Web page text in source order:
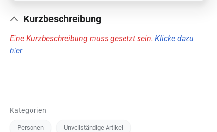
Kurzbeschreibung
Eine Kurzbeschreibung muss gesetzt sein. Klicke dazu
hier
Kategorien
Personen Unvollständige Artikel